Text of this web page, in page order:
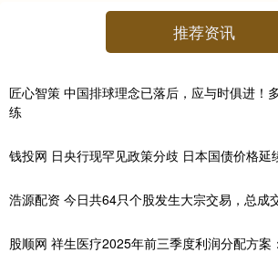
推荐资讯
匠心智策 中国排球理念已落后，应与时俱进！
练
钱投网 日央行现罕见政策分歧 日本国债价格延
浩源配资 今日共64只个股发生大宗交易，总成
股顺网 祥生医疗2025年前三季度利润分配方案